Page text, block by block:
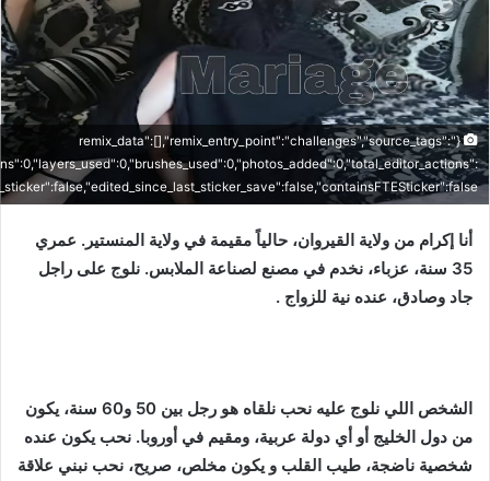
{"remix_data":[],"remix_entry_point":"challenges","source_tags":
أنا إكرام من ولاية القيروان، حالياً مقيمة في ولاية المنستير. عمري
35 سنة، عزباء، نخدم في مصنع لصناعة الملابس. نلوج على راجل
جاد وصادق، عنده نية للزواج .
الشخص اللي نلوج عليه نحب نلقاه هو رجل بين 50 و60 سنة، يكون
من دول الخليج أو أي دولة عربية، ومقيم في أوروبا. نحب يكون عنده
شخصية ناضجة، طيب القلب و يكون مخلص، صريح، نحب نبني علاقة